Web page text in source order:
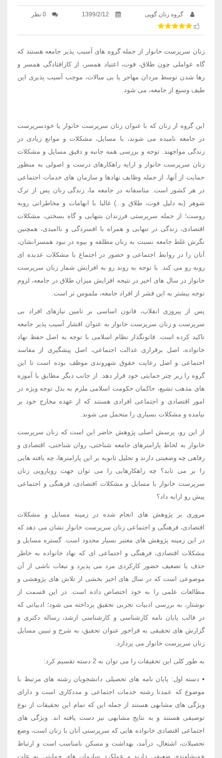
گروه زنان گوپی 1399/2/12 0 نظر
زنان سرپرست خانوار از جمله گروه های آسیب پذیر جامعه هستند که
گاه عواملی چون طلاق، فوت، اعتیاد همسر، از کارافتادگی همسر و
رها شدن توسط مردان مهاجر یا بی مبالات، موجب آسیب پذیری این
طیف وسیع از جامعه، می شود.
این گروه از زنان که با عنوان زنان سرپرست خانوار یا خودسرپرست
در جامعه نامیده می شوند، با مسایل، مشکلات و موانع زیادی در
زندگی مواجهند. توجه و بررسی همه جانبه و دقیق مسایل و مشکلات
زنان سرپرست خانوار و ارایه راهکارهای درست و اصولی به منظور
حمایت از آنها، از جمله وظایف نهادها و سازمان های خدمات اجتماعی
در هر کشور است. متاسفانه در جامعه ما، زندگی زنان پس از ترک
شوهر (به دلیل فوت، طلاق و...) غالبا با ابهامات و مخاطراتی روبه
روست؛ از جمله سرپرستی فرزندان بتنهایی و گاه بسختی، مشکلات
اقتصادی، زندگی در تنهایی و همراه با افسردگی و ناامیدی، همچنین
نگرش غلط جامعه نسبت به زنان مطلقه و بیوه در نبود همسرانشان،
آنان را در روابط اجتماعی و حضور در اجتماع با مشکلات عدیده ای
روبه رو می کند. با توجه به روند رو به افزایش شمار زنان سرپرست
خانوار در سال های اخیر در نتیجه افزایش میزان طلاق در جامعه، لزوم
توجه بیشتر به این قشر از افراد جامعه، ملموس تر است.
پس از پیروزی انقلاب، قانون اساسی بر تامین نیازهای افراد بی
سرپرست و زنان سرپرست خانوار به عنوان اقشار آسیب پذیر جامعه
تاکید کرده است. قانونگذار نظام اسلامی با توجه به اصل حفظ نهاد
خانواده، اصل برقراری عدالت اجتماعی، اصل پیشگیری از مفاسد
اجتماعی و اصل رعایت حقوق شهروندی موظف بوده است تا این
گروه را زیر چتر حمایتی خود قرار دهد. از جانب دیگر مطابق با آموزه
های مذهب تشیع، حاکمان حکومت اسلامی ملزم به بذل توجه ویژه در
امور اقتصادی و اجتماعی افرادی هستند که از عهده مخارج خود بر
نیامده و مشکلات بسیاری را متحمل می شوند.
از این رو، پرسش اصلی پژوهش حاضر این است که زنان سرپرست
خانوار به لحاظ پارامترهای جامعه شناختی، روان شناختی، اقتصادی و
رفاهی چه وضعیتی دارند و تحلیل ثانویه بر این پارامترها، چه یافته هایی
را بر می تابد؟ چه راهکارهایی را می توان جهت رویارویی زنان
سرپرست خانوار با مسایل و مشکلات اقتصادی، فرهنگی و اجتماعی
پیش رو ارایه داد؟
مروری بر پژوهش های انجام شده در زمینه مسایل و مشکلات
اقتصادی، فرهنگی و اجتماعی زنان سرپرست خانوار نشان می دهد که
در این زمینه پژوهش های معتبر بسیار محدود است. گستره مسایل و
مشکلات اقتصادی، فرهنگی و اجتماعی ای که نهاد خانواده به خاطر
حذف یا تضغیف حضور کارکردی مرد می پذیرد و تبعات ناشی از آن
موضوعی است که در سال های اخیر بخشی از تلاش های پژوهشی و
مطالعات علمی را به خود اختصاص داده است. در این قسمت از
نوشتار، به بررسی ادبیات تجربی تحقیق پرداخته می شود؛ ادبیاتی که
در قالب پایان نامه کارشناسی و کارشناسی ارشد، رساله دکتری و
گزارش های تحقیقی به فراخور عنوان تحقیق، به شرح و تبیین مسایل
زنان سرپرست خانوار می پردازد.
به طور کلی این تحقیقات را می توان به 2 دسته تقسیم کرد:
▪ دسته اول: پایان نامه های تحصیلی دانشجویان رشته های مرتبط با
موضوع که عمدتا رشته خدمات اجتماعی و مددکاری است و دارای
ویژگی های مشابهی هستند از جمله این که تمام این تحقیقات از نوع
توصیفی هستند و به نتایج مشابهی نیز دست یافته اند. ویژگی های
اجتماعی اقتصادی خانواده هایی که سرپرستی آنان با زنان است، وضع
تحصیلات، اشتغال، درآمد، بهداشت و مسکن نامناسب است و ارتباط
خویشاوندی ضعیفی دارند و عملکرد سازمان های حمایتی به علت